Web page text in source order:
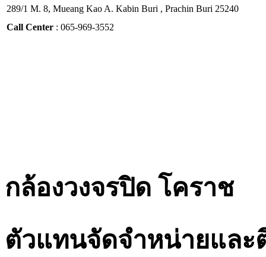
289/1 M. 8, Mueang Kao A. Kabin Buri , Prachin Buri 25240
Call Center : 065-969-3552
กล้องวงจรปิด โคราช
ตัวแทนจัดจำหน่ายและ